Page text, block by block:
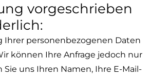
vorgeschrieben
Ihrer personenbezogenen Daten
können Ihre Anfrage jedoch nur
Sie uns Ihren Namen, Ihre E-Mail-